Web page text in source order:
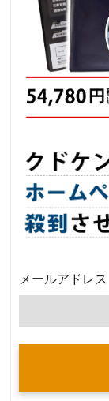
メールアドレス